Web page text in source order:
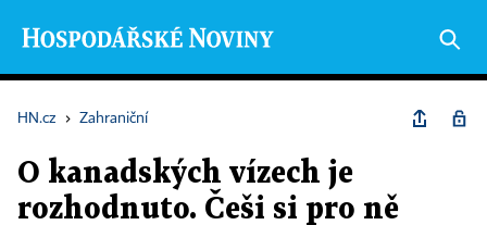
HN.cz › Zahraniční
O kanadských vízech je
rozhodnuto. Češi si pro ně